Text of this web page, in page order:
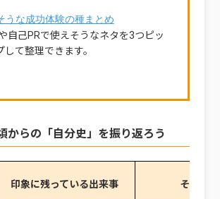
な成功体験の種まとめ
自己PRで使えそうなネタを3つピッ
して整理できます。
からの「自分史」を振り返ろう
印象に残っている出来事 そのと